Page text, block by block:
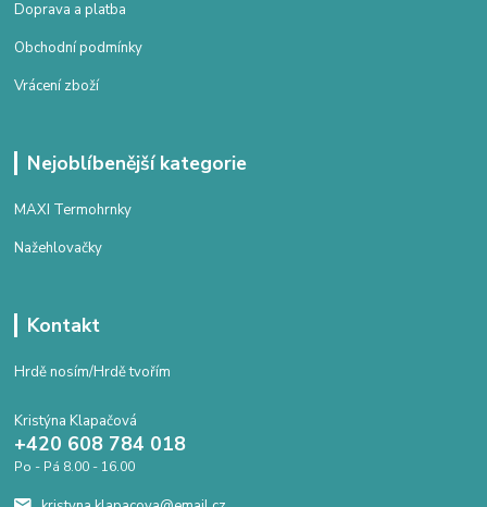
Doprava a platba
Obchodní podmínky
Vrácení zboží
Nejoblíbenější kategorie
MAXI Termohrnky
Nažehlovačky
Kontakt
Hrdě nosím/Hrdě tvořím
Kristýna Klapačová
+420 608 784 018
Po - Pá 8.00 - 16.00